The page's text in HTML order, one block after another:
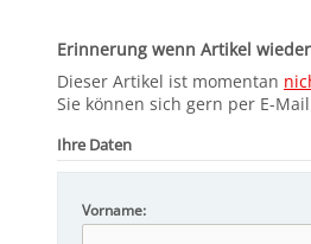
Erinnerung wenn Artikel
Dieser Artikel ist momentan
Sie können sich gern per E-
Ihre Daten
Vorname: